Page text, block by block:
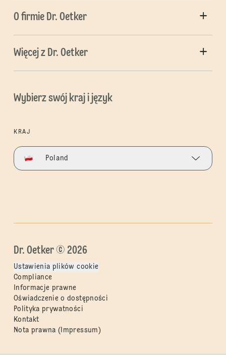
O firmie Dr. Oetker
Więcej z Dr. Oetker
Wybierz swój kraj i język
KRAJ
Poland
Dr. Oetker © 2026
Ustawienia plików cookie
Compliance
Informacje prawne
Oświadczenie o dostępności
Polityka prywatności
Kontakt
Nota prawna (Impressum)